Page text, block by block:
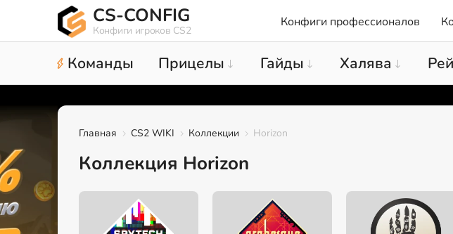
CS-CONFIG
Конфиги игроков CS2
Конфиги профессионалов
Команды Прицелы Гайды Халява
Главная CS2 WIKI Коллекции Horizon
Коллекция Horizon